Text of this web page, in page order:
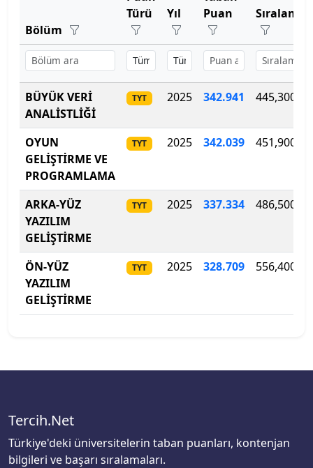
Başkent Üniversitesi
Başkent Üniversitesi
Başkent Üniversitesi
Batman Üniversitesi
Bayburt Üniversitesi
Beykoz Üniversitesi
Bezm-İ Alem Vakıf Üniversitesi
Bilecik Şeyh Edebali Üniversitesi
Bingöl Üniversitesi
Boğaziçi Üniversitesi
Bolu Abant İzzet Baysal Üniversitesi
Bölüm
Türü
Yıl
Puan
Sıralama
BÜYÜK VERİ
ANALİSTLİĞİ
TYT 2025 342.941 445,300
OYUN
GELİŞTİRME VE
PROGRAMLAMA
TYT 2025 342.039 451,900
ARKA-YÜZ
YAZILIM
GELİŞTİRME
TYT 2025 337.334 486,500
ÖN-YÜZ
YAZILIM
GELİŞTİRME
TYT 2025 328.709 556,400
Tercih.Net
Türkiye'deki üniversitelerin taban puanları, kontenjan
bilgileri ve başarı sıralamaları.